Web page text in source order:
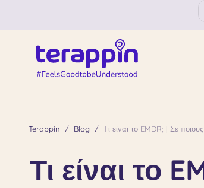
Terappin Blog Τι είναι το EMDR; | Σε
Τι είναι το